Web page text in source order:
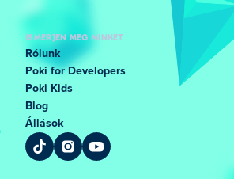
ISMERJEN MEG MINKET
Rólunk
Poki for Developers
Poki Kids
Blog
Állások